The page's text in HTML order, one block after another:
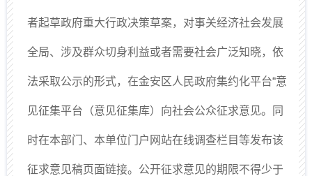
者起草政府重大行政决策草案，对事关经济社会发展
全局、涉及群众切身利益或者需要社会广泛知晓，依
法采取公示的形式，在金安区人民政府集约化平台“意
见征集平台（意见征集库）向社会公众征求意见。同
时在本部门、本单位门户网站在线调查栏目等发布该
征求意见稿页面链接。公开征求意见的期限不得少于